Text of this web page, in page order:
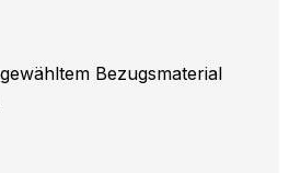
Bezugsmaterial